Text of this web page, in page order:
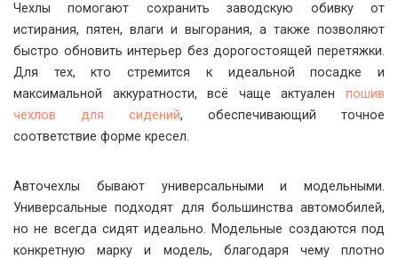
Чехлы помогают сохранить заводскую обивку от
истирания, пятен, влаги и выгорания, а также позволяют
быстро обновить интерьер без дорогостоящей перетяжки.
Для тех, кто стремится к идеальной посадке и
максимальной аккуратности, всё чаще актуален пошив
чехлов для сидений, обеспечивающий точное
соответствие форме кресел.
Авточехлы бывают универсальными и модельными.
Универсальные подходят для большинства автомобилей,
но не всегда сидят идеально. Модельные создаются под
конкретную марку и модель, благодаря чему плотно